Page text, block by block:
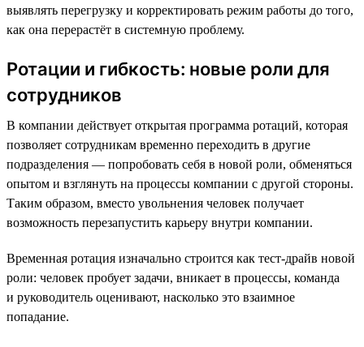
выявлять перегрузку и корректировать режим работы до того,
как она перерастёт в системную проблему.
Ротации и гибкость: новые роли для
сотрудников
В компании действует открытая программа ротаций, которая
позволяет сотрудникам временно переходить в другие
подразделения — попробовать себя в новой роли, обменяться
опытом и взглянуть на процессы компании с другой стороны.
Таким образом, вместо увольнения человек получает
возможность перезапустить карьеру внутри компании.
Временная ротация изначально строится как тест-драйв новой
роли: человек пробует задачи, вникает в процессы, команда
и руководитель оценивают, насколько это взаимное
попадание.